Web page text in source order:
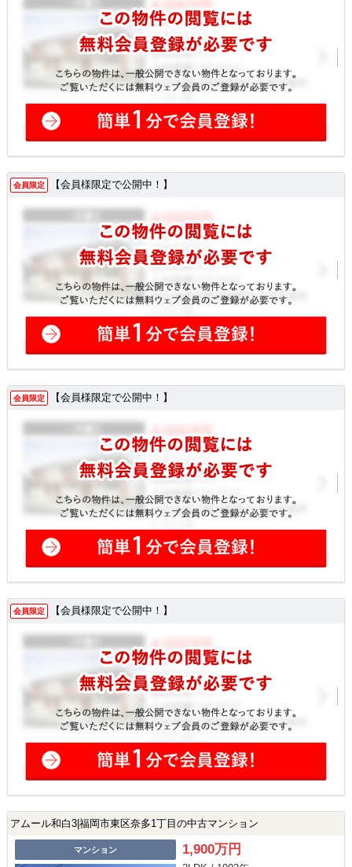
会員限定 【会員様限定で公開中！】
会員限定 【会員様限定で公開中！】
会員限定 【会員様限定で公開中！】
アムール和白3|福岡市東区奈多1丁目の中古マンション
マンション 1,900万円